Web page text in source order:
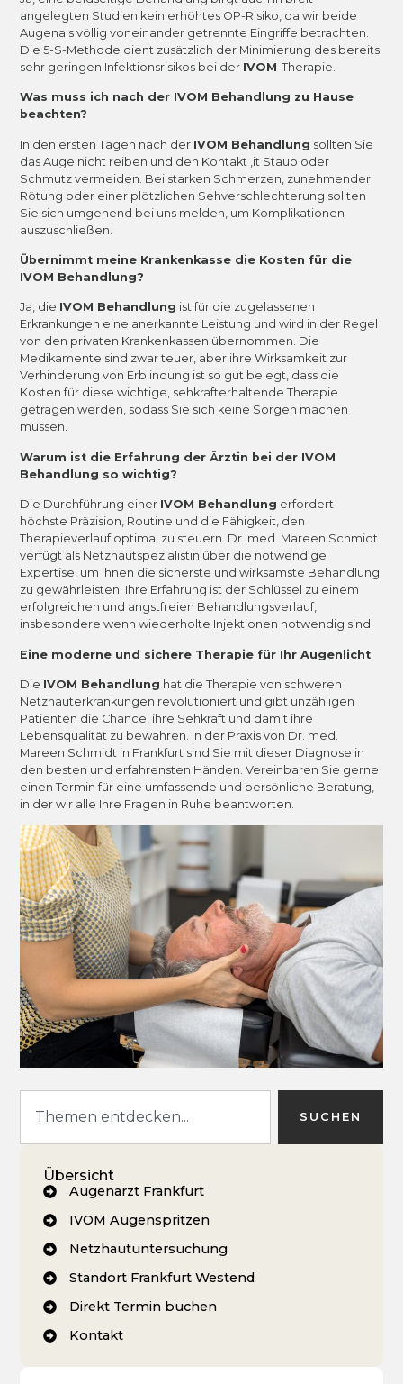
angelegten Studien kein erhöhtes OP-Risiko, da wir beide
Augenals völlig voneinander getrennte Eingriffe betrachten.
Die 5-S-Methode dient zusätzlich der Minimierung des bereits
sehr geringen Infektionsrisikos bei der IVOM-Therapie.
Was muss ich nach der IVOM Behandlung zu Hause
beachten?
In den ersten Tagen nach der IVOM Behandlung sollten Sie
das Auge nicht reiben und den Kontakt ,it Staub oder
Schmutz vermeiden. Bei starken Schmerzen, zunehmender
Rötung oder einer plötzlichen Sehverschlechterung sollten
Sie sich umgehend bei uns melden, um Komplikationen
auszuschließen.
Übernimmt meine Krankenkasse die Kosten für die
IVOM Behandlung?
Ja, die IVOM Behandlung ist für die zugelassenen
Erkrankungen eine anerkannte Leistung und wird in der Regel
von den privaten Krankenkassen übernommen. Die
Medikamente sind zwar teuer, aber ihre Wirksamkeit zur
Verhinderung von Erblindung ist so gut belegt, dass die
Kosten für diese wichtige, sehkrafterhaltende Therapie
getragen werden, sodass Sie sich keine Sorgen machen
müssen.
Warum ist die Erfahrung der Ärztin bei der IVOM
Behandlung so wichtig?
Die Durchführung einer IVOM Behandlung erfordert
höchste Präzision, Routine und die Fähigkeit, den
Therapieverlauf optimal zu steuern. Dr. med. Mareen Schmidt
verfügt als Netzhautspezialistin über die notwendige
Expertise, um Ihnen die sicherste und wirksamste Behandlung
zu gewährleisten. Ihre Erfahrung ist der Schlüssel zu einem
erfolgreichen und angstfreien Behandlungsverlauf,
insbesondere wenn wiederholte Injektionen notwendig sind.
Eine moderne und sichere Therapie für Ihr Augenlicht
Die IVOM Behandlung hat die Therapie von schweren
Netzhauterkrankungen revolutioniert und gibt unzähligen
Patienten die Chance, ihre Sehkraft und damit ihre
Lebensqualität zu bewahren. In der Praxis von Dr. med.
Mareen Schmidt in Frankfurt sind Sie mit dieser Diagnose in
den besten und erfahrensten Händen. Vereinbaren Sie gerne
einen Termin für eine umfassende und persönliche Beratung,
in der wir alle Ihre Fragen in Ruhe beantworten.
SUCHEN
Übersicht
Augenarzt Frankfurt
IVOM Augenspritzen
Netzhautuntersuchung
Standort Frankfurt Westend
Direkt Termin buchen
Kontakt